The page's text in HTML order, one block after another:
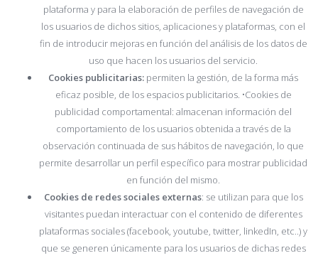
plataforma y para la elaboración de perfiles de navegación de
los usuarios de dichos sitios, aplicaciones y plataformas, con el
fin de introducir mejoras en función del análisis de los datos de
uso que hacen los usuarios del servicio.
Cookies publicitarias: permiten la gestión, de la forma más
eficaz posible, de los espacios publicitarios. •Cookies de
publicidad comportamental: almacenan información del
comportamiento de los usuarios obtenida a través de la
observación continuada de sus hábitos de navegación, lo que
permite desarrollar un perfil específico para mostrar publicidad
en función del mismo.
Cookies de redes sociales externas: se utilizan para que los
visitantes puedan interactuar con el contenido de diferentes
plataformas sociales (facebook, youtube, twitter, linkedIn, etc..) y
que se generen únicamente para los usuarios de dichas redes